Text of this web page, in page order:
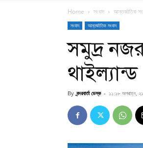
Home সংবাদ আন্তর্জাতিক
সংবাদ আন্তর্জাতিক সংবাদ
সমুদ্র
থাইল্যান্ড
By বন্দরবার্তা ডেস্ক - ১১:১৮ অপরাহ্ন,